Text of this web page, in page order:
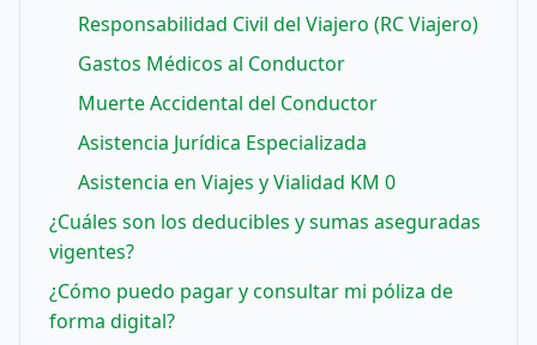
Responsabilidad Civil del Viajero (RC Viajero)
Gastos Médicos al Conductor
Muerte Accidental del Conductor
Asistencia Jurídica Especializada
Asistencia en Viajes y Vialidad KM 0
¿Cuáles son los deducibles y sumas aseguradas
vigentes?
¿Cómo puedo pagar y consultar mi póliza de
forma digital?